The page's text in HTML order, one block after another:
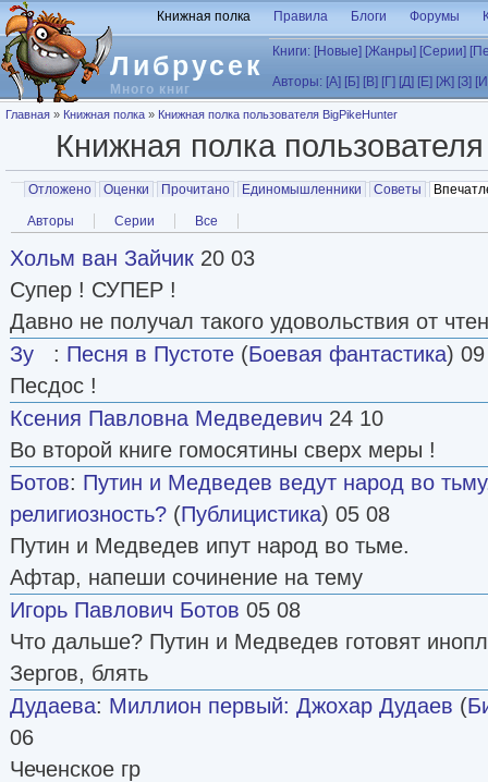
Перейти к основному содержанию
Либрусек
Много книг
Книжная полка Правила Блоги Форумы
Книги: [Новые] [Жанры] [Серии]
Авторы: [А] [Б] [В] [Г] [Д] [Е] [Ж] [З]
Вы здесь
Главная » Книжная полка » Книжная полка пользователя BigPikeHunter
Книжная полка
Главные вкладки
Отложено Оценки Прочитано Единомышленники Советы
Вторичные вкладки
Авторы Серии Все
Хольм ван Зайчик 20 03
Супер ! СУПЕР !
Давно не получал такого удовольствия от
Зу : Песня в Пустоте (Боевая фантастика)
Песдос !
Ксения Павловна Медведевич 24 10
Во второй книге гомосятины сверх меры !
Ботов: Путин и Медведев ведут народ во
религиозность? (Публицистика) 05 08
Путин и Медведев ипут народ во тьме.
Афтар, напеши сочинение на тему
Игорь Павлович Ботов 05 08
Что дальше? Путин и Медведев готовят
Зергов, блять
Дудаева: Миллион первый: Джохар Дудаев (
06
Чеченское гр